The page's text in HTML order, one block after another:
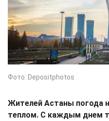
Фото: Depositphotos
Жителей Астаны погода
теплом. С каждым днем